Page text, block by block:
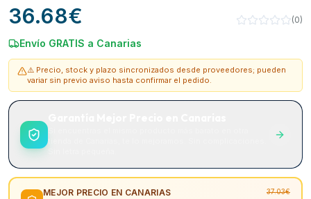
36.68€ (0)
Envío GRATIS a Canarias
⚠️ Precio, stock y plazo sincronizados desde proveedores; pueden
variar sin previo aviso hasta confirmar el pedido.
MEJOR PRECIO EN CANARIAS 37.03€